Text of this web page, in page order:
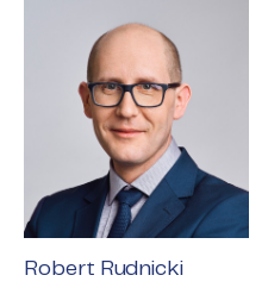
Robert Rudnicki